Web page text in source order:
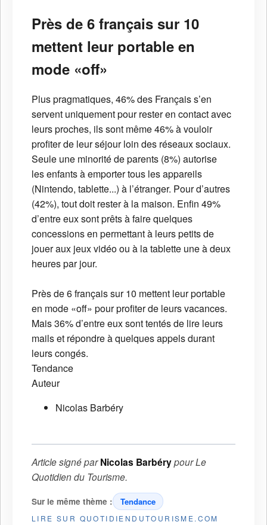
Près de 6 français sur 10
mettent leur portable en
mode «off»
Plus pragmatiques, 46% des Français s’en
servent uniquement pour rester en contact avec
leurs proches, ils sont même 46% à vouloir
profiter de leur séjour loin des réseaux sociaux.
Seule une minorité de parents (8%) autorise
les enfants à emporter tous les appareils
(Nintendo, tablette...) à l’étranger. Pour d’autres
(42%), tout doit rester à la maison. Enfin 49%
d’entre eux sont prêts à faire quelques
concessions en permettant à leurs petits de
jouer aux jeux vidéo ou à la tablette une à deux
heures par jour.
Près de 6 français sur 10 mettent leur portable
en mode «off» pour profiter de leurs vacances.
Mais 36% d’entre eux sont tentés de lire leurs
mails et répondre à quelques appels durant
leurs congés.
Tendance
Auteur
Nicolas Barbéry
Article signé parNicolas BarbérypourLe
Quotidien du Tourisme.
Sur le même thème : Tendance
LIRE SUR QUOTIDIENDUTOURISME.COM